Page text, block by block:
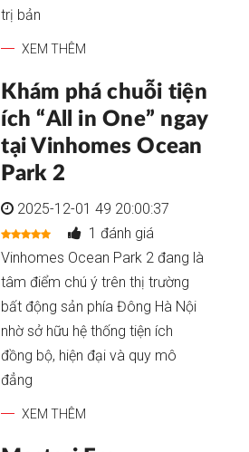
trị bản
XEM THÊM
Khám phá chuỗi tiện
ích “All in One” ngay
tại Vinhomes Ocean
Park 2
2025-12-01 49 20:00:37
1 đánh giá
Vinhomes Ocean Park 2 đang là
tâm điểm chú ý trên thị trường
bất động sản phía Đông Hà Nội
nhờ sở hữu hệ thống tiện ích
đồng bộ, hiện đại và quy mô
đẳng
XEM THÊM